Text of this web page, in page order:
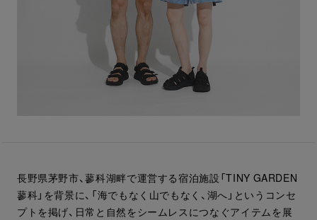
長野県茅野市、蓼科湖畔で運営する宿泊施設「TINY GARDEN
蓼科」を背景に、「海でもなく山でもなく、湖へ」というコンセ
プトを掲げ、日常と自然をシームレスにつなぐアイテムを展